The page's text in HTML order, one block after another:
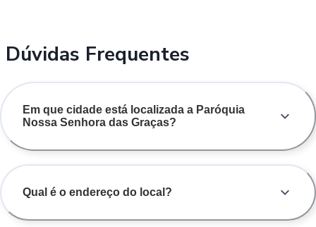
Dúvidas Frequentes
Em que cidade está localizada a Paróquia
Nossa Senhora das Graças?
Qual é o endereço do local?